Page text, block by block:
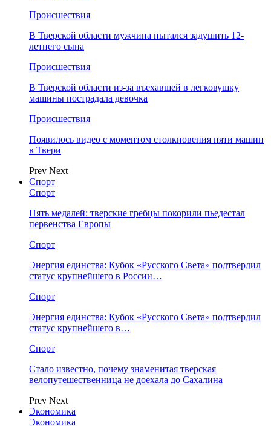
Происшествия
В Тверской области мужчина пытался задушить 12-
летнего сына
Происшествия
В Тверской области из-за въехавшей в легковушку
машины пострадала девочка
Происшествия
Появилось видео с моментом столкновения пяти машин
в Твери
Prev Next
Спорт
Спорт
Пять медалей: тверские гребцы покорили пьедестал
первенства Европы
Спорт
Энергия единства: Кубок «Русского Света» подтвердил
статус крупнейшего в России…
Спорт
Энергия единства: Кубок «Русского Света» подтвердил
статус крупнейшего в…
Спорт
Стало известно, почему знаменитая тверская
велопутешественница не доехала до Сахалина
Prev Next
Экономика
Экономика